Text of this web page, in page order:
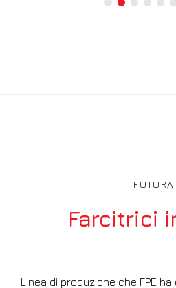
FUTURA
Farcitrici
Linea di produzione che FPE